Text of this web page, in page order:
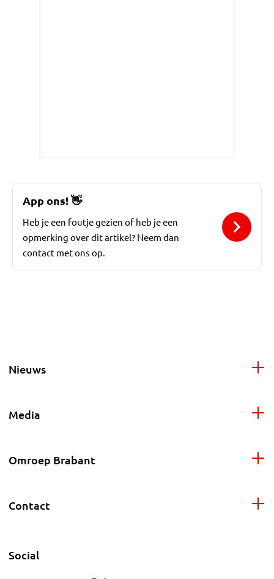
App ons!👋
Heb je een foutje gezien of heb je een
opmerking over dit artikel? Neem dan
contact met ons op.
Nieuws
Media
Omroep Brabant
Contact
Social